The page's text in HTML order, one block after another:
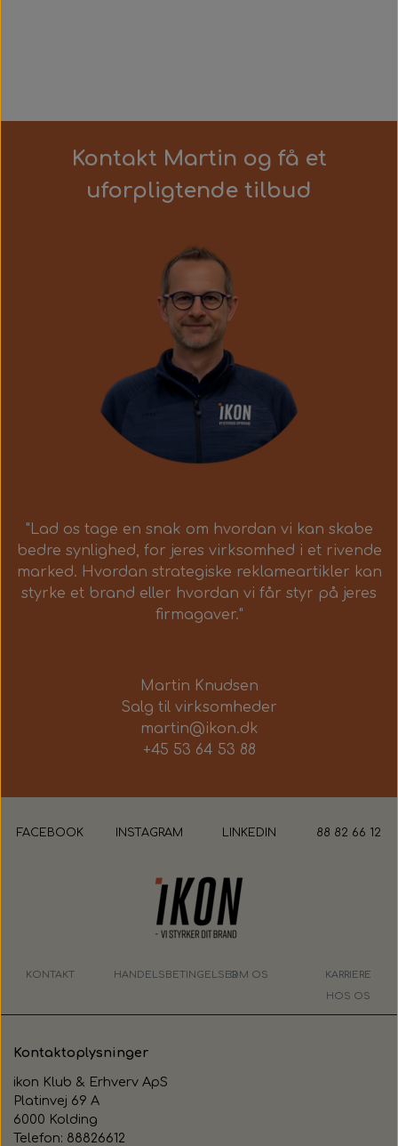
Kontakt Martin og få et
uforpligtende tilbud
"Lad os tage en snak om hvordan vi kan skabe
bedre synlighed, for jeres virksomhed i et rivende
marked. Hvordan strategiske reklameartikler kan
styrke et brand eller hvordan vi får styr på jeres
firmagaver."
Martin Knudsen
Salg til virksomheder
martin@ikon.dk
+45 53 64 53 88
FACEBOOK INSTAGRAM LINKEDIN 88 82 66 12
KONTAKT HANDELSBETINGELSEROM OS
KARRIERE
HOS OS
Kontaktoplysninger
ikon Klub & Erhverv ApS
Platinvej 69 A
6000 Kolding
Telefon: 88826612